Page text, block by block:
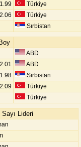
1.99
Türkiye
2.06
Türkiye
Sırbistan
Boy
ABD
2.01
ABD
1.98
Sırbistan
2.09
Türkiye
Türkiye
Sayı Lideri